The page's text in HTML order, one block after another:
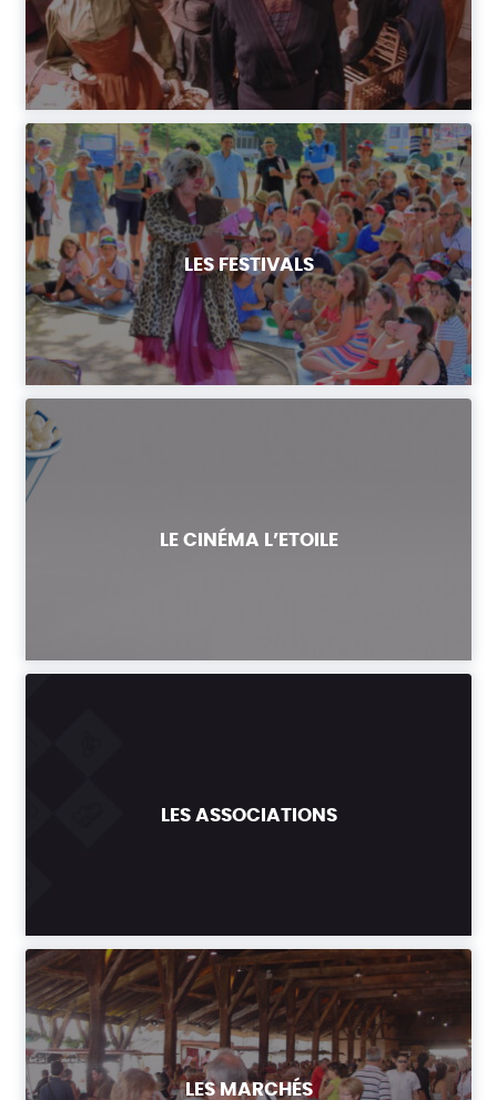
LES FESTIVALS
LE CINÉMA L’ETOILE
LES ASSOCIATIONS
LES MARCHÉS